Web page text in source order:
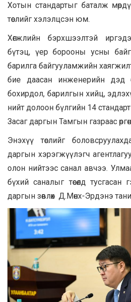
Хотын стандартыг баталж
төслийг хэлэлцсэн юм.
Хөгжлийн бэрхшээлтэй
бүтэц, үер борооны усны
барилга байгууламжийн
бие даасан инженерийн дэд
бохирдол, барилгын хийц,
нийт долоон бүлгийн 14
Засаг даргын Тамгын газраас
Энэхүү төслийг
даргын хэрэгжүүлэгч
олон нийтээс санал авчээ.
бүхий саналыг төсөлд
даргын зөвлөх Д.Мөнх-Эрдэнэ